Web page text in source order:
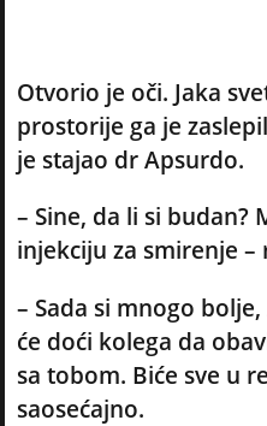
Otvorio je oči. Jaka
prostorije ga je
je stajao dr Apsurdo.
– Sine, da li si
injekciju za smirenje –
– Sada si mnogo
će doći kolega da
sa tobom. Biće sve u
saosećajno.